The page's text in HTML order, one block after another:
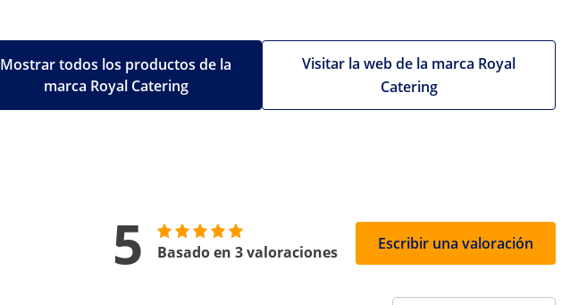
Visitar la web de la marca Royal
Catering
Mostrar todos los productos de la
marca Royal Catering
5 Basado en 3 valoraciones Escribir una valoración